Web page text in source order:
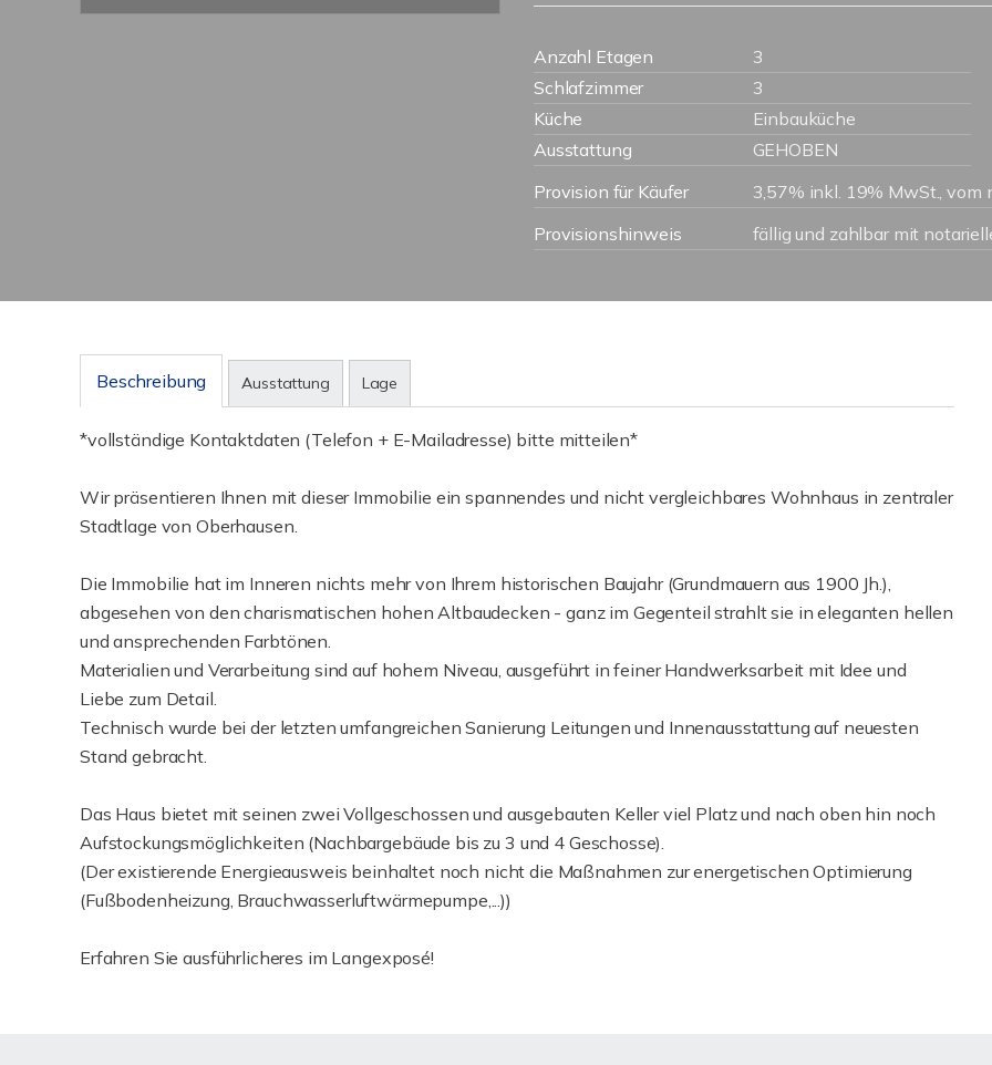
Anzahl Etagen 3
Schlafzimmer
3
Küche
Einbauküche
Ausstattung
GEHOBEN
Provision für Käufer
3,57% inkl. 19% MwSt., vom
Provisionshinweis
fällig und zahlbar mit
Beschreibung Ausstattung Lage
*vollständige Kontaktdaten (Telefon + E-Mailadresse) bitte mitteilen*
Wir präsentieren Ihnen mit dieser Immobilie ein spannendes und nicht vergleichbares Wohnhaus in zentraler
Stadtlage von Oberhausen.
Die Immobilie hat im Inneren nichts mehr von Ihrem historischen Baujahr (Grundmauern aus 1900 Jh.),
abgesehen von den charismatischen hohen Altbaudecken - ganz im Gegenteil strahlt sie in eleganten hellen
und ansprechenden Farbtönen.
Materialien und Verarbeitung sind auf hohem Niveau, ausgeführt in feiner Handwerksarbeit mit Idee und
Liebe zum Detail.
Technisch wurde bei der letzten umfangreichen Sanierung Leitungen und Innenausstattung auf neuesten
Stand gebracht.
Das Haus bietet mit seinen zwei Vollgeschossen und ausgebauten Keller viel Platz und nach oben hin noch
Aufstockungsmöglichkeiten (Nachbargebäude bis zu 3 und 4 Geschosse).
(Der existierende Energieausweis beinhaltet noch nicht die Maßnahmen zur energetischen Optimierung
(Fußbodenheizung, Brauchwasserluftwärmepumpe,...))
Erfahren Sie ausführlicheres im Langexposé!